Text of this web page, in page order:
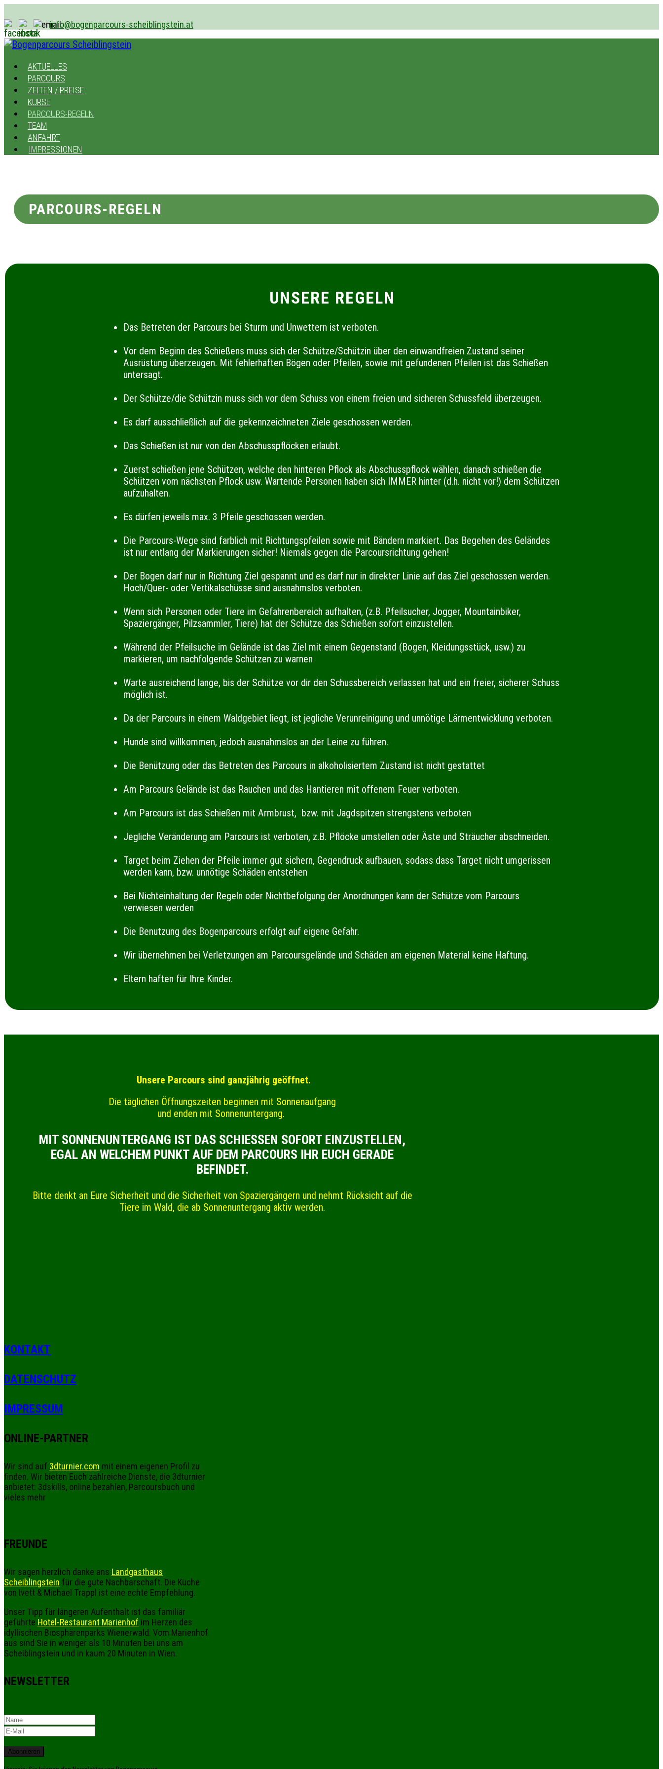
info@bogenparcours-scheiblingstein.at
AKTUELLES
PARCOURS
ZEITEN / PREISE
KURSE
PARCOURS-REGELN
TEAM
ANFAHRT
IMPRESSIONEN
PARCOURS-REGELN
UNSERE REGELN
Das Betreten der Parcours bei Sturm und Unwettern ist verboten.
Vor dem Beginn des Schießens muss sich der Schütze/Schützin über den einwandfreien Zustand seiner
Ausrüstung überzeugen. Mit fehlerhaften Bögen oder Pfeilen, sowie mit gefundenen Pfeilen ist das Schießen
untersagt.
Der Schütze/die Schützin muss sich vor dem Schuss von einem freien und sicheren Schussfeld überzeugen.
Es darf ausschließlich auf die gekennzeichneten Ziele geschossen werden.
Das Schießen ist nur von den Abschusspflöcken erlaubt.
Zuerst schießen jene Schützen, welche den hinteren Pflock als Abschusspflock wählen, danach schießen die
Schützen vom nächsten Pflock usw. Wartende Personen haben sich IMMER hinter (d.h. nicht vor!) dem Schützen
aufzuhalten.
Es dürfen jeweils max. 3 Pfeile geschossen werden.
Die Parcours-Wege sind farblich mit Richtungspfeilen sowie mit Bändern markiert. Das Begehen des Geländes
ist nur entlang der Markierungen sicher! Niemals gegen die Parcoursrichtung gehen!
Der Bogen darf nur in Richtung Ziel gespannt und es darf nur in direkter Linie auf das Ziel geschossen werden.
Hoch/Quer- oder Vertikalschüsse sind ausnahmslos verboten.
Wenn sich Personen oder Tiere im Gefahrenbereich aufhalten, (z.B. Pfeilsucher, Jogger, Mountainbiker,
Spaziergänger, Pilzsammler, Tiere) hat der Schütze das Schießen sofort einzustellen.
Während der Pfeilsuche im Gelände ist das Ziel mit einem Gegenstand (Bogen, Kleidungsstück, usw.) zu
markieren, um nachfolgende Schützen zu warnen
Warte ausreichend lange, bis der Schütze vor dir den Schussbereich verlassen hat und ein freier, sicherer Schuss
möglich ist.
Da der Parcours in einem Waldgebiet liegt, ist jegliche Verunreinigung und unnötige Lärmentwicklung verboten.
Hunde sind willkommen, jedoch ausnahmslos an der Leine zu führen.
Die Benützung oder das Betreten des Parcours in alkoholisiertem Zustand ist nicht gestattet
Am Parcours Gelände ist das Rauchen und das Hantieren mit offenem Feuer verboten.
Am Parcours ist das Schießen mit Armbrust, bzw. mit Jagdspitzen strengstens verboten
Jegliche Veränderung am Parcours ist verboten, z.B. Pflöcke umstellen oder Äste und Sträucher abschneiden.
Target beim Ziehen der Pfeile immer gut sichern, Gegendruck aufbauen, sodass dass Target nicht umgerissen
werden kann, bzw. unnötige Schäden entstehen
Bei Nichteinhaltung der Regeln oder Nichtbefolgung der Anordnungen kann der Schütze vom Parcours
verwiesen werden
Die Benutzung des Bogenparcours erfolgt auf eigene Gefahr.
Wir übernehmen bei Verletzungen am Parcoursgelände und Schäden am eigenen Material keine Haftung.
Eltern haften für Ihre Kinder.
Unsere Parcours sind ganzjährig geöffnet.
Die täglichen Öffnungszeiten beginnen mit Sonnenaufgang
und enden mit Sonnenuntergang.
MIT SONNENUNTERGANG IST DAS SCHIESSEN SOFORT EINZUSTELLEN, E
GAL AN WELCHEM PUNKT AUF DEM PARCOURS IHR EUCH GERADE B
EFINDET.
Bitte denkt an Eure Sicherheit und die Sicherheit von Spaziergängern und nehmt Rücksicht auf die
Tiere im Wald, die ab Sonnenuntergang aktiv werden.
KONTAKT
DATENSCHUTZ
IMPRESSUM
ONLINE-PARTNER
Wir sind auf 3dturnier.com mit einem eigenen Profil zu
finden. Wir bieten Euch zahlreiche Dienste, die 3dturnier
anbietet: 3dskills, online bezahlen, Parcoursbuch und
vieles mehr
FREUNDE
Wir sagen herzlich danke ans Landgasthaus
Scheiblingstein für die gute Nachbarschaft. Die Küche
von Ivett & Michael Trappl ist eine echte Empfehlung.
Unser Tipp für längeren Aufenthalt ist das familiär
geführte Hotel-Restaurant Marienhof im Herzen des
idyllischen Biosphärenparks Wienerwald. Vom Marienhof
aus sind Sie in weniger als 10 Minuten bei uns am
Scheiblingstein und in kaum 20 Minuten in Wien.
NEWSLETTER
Abonnieren